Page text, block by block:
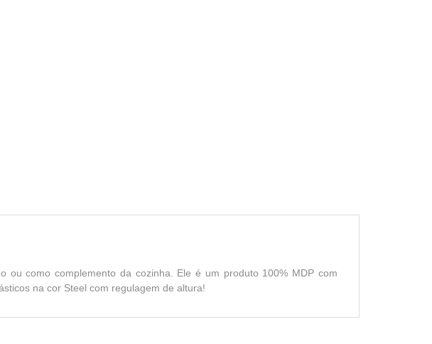
como complemento da cozinha. Ele é um produto 100% MDP com
na cor Steel com regulagem de altura!